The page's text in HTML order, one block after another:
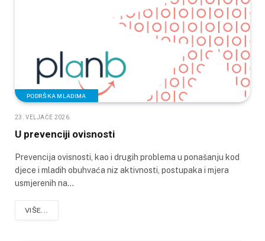
PODRŠKA MLADIMA
23. VELJAČE 2026.
U prevenciji ovisnosti
Prevencija ovisnosti, kao i drugih problema u ponašanju kod
djece i mladih obuhvaća niz aktivnosti, postupaka i mjera
usmjerenih na…
VIŠE...